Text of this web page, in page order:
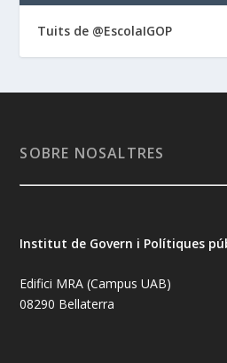
Tuits de @EscolaIGOP
SOBRE NOSALTRES
Institut de Govern i Polítiques
Edifici MRA (Campus UAB)
08290 Bellaterra